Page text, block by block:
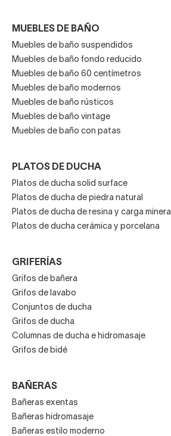
MUEBLES DE BAÑO
Muebles de baño suspendidos
Muebles de baño fondo reducido
Muebles de baño 60 centímetros
Muebles de baño modernos
Muebles de baño rústicos
Muebles de baño vintage
Muebles de baño con patas
PLATOS DE DUCHA
Platos de ducha solid surface
Platos de ducha de piedra natural
Platos de ducha de resina y carga mineral
Platos de ducha cerámica y porcelana
GRIFERÍAS
Grifos de bañera
Grifos de lavabo
Conjuntos de ducha
Grifos de ducha
Columnas de ducha e hidromasaje
Grifos de bidé
BAÑERAS
Bañeras exentas
Bañeras hidromasaje
Bañeras estilo moderno